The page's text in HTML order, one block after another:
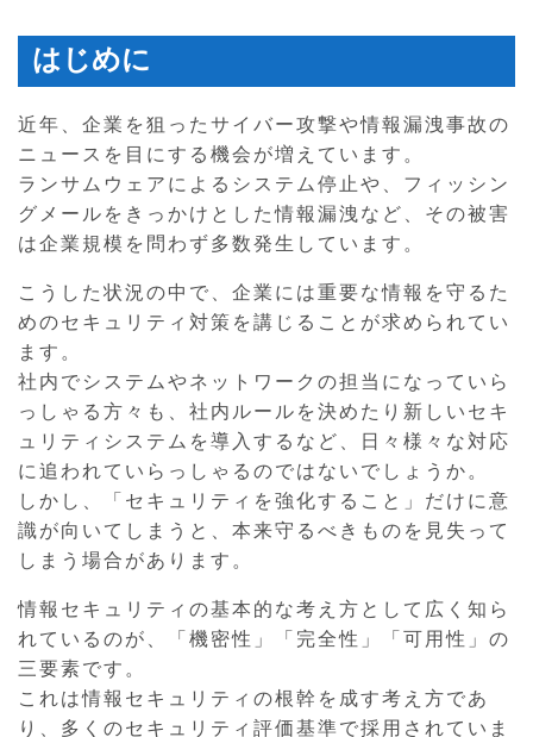
はじめに
近年、企業を狙ったサイバー攻撃や情報漏洩事故の
ニュースを目にする機会が増えています。
ランサムウェアによるシステム停止や、フィッシン
グメールをきっかけとした情報漏洩など、その被害
は企業規模を問わず多数発生しています。
こうした状況の中で、企業には重要な情報を守るた
めのセキュリティ対策を講じることが求められてい
ます。
社内でシステムやネットワークの担当になっていら
っしゃる方々も、社内ルールを決めたり新しいセキ
ュリティシステムを導入するなど、日々様々な対応
に追われていらっしゃるのではないでしょうか。
しかし、「セキュリティを強化すること」だけに意
識が向いてしまうと、本来守るべきものを見失って
しまう場合があります。
情報セキュリティの基本的な考え方として広く知ら
れているのが、「機密性」「完全性」「可用性」の
三要素です。
これは情報セキュリティの根幹を成す考え方であ
り、多くのセキュリティ評価基準で採用されていま